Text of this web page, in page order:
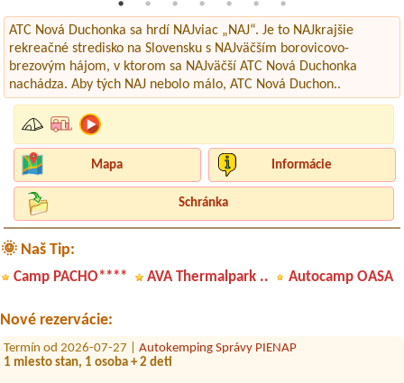
ATC Nová Duchonka sa hrdí NAJviac „NAJ“. Je to NAJkrajšie
rekreačné stredisko na Slovensku s NAJväčším borovicovo-
brezovým hájom, v ktorom sa NAJväčší ATC Nová Duchonka
nachádza. Aby tých NAJ nebolo málo, ATC Nová Duchon..
Mapa Informácie
Schránka
🌞 Naš Tip:
Camp PACHO**** AVA Thermalpark .. Autocamp OASA
Nové rezervácie:
Termín od 2026-08-10 |
1 místo pro stan +2 auta+7osob
6+1
Termín od 2026-07-27 | Autokemping Správy PIENAP
1 miesto stan, 1 osoba + 2 deti